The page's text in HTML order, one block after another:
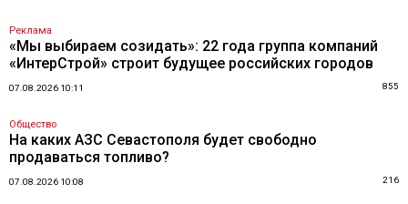
Реклама
«Мы выбираем созидать»: 22 года группа компаний
«ИнтерСтрой» строит будущее российских городов
07.08.2026 10:11 855
Общество
На каких АЗС Севастополя будет свободно
продаваться топливо?
07.08.2026 10:08 216